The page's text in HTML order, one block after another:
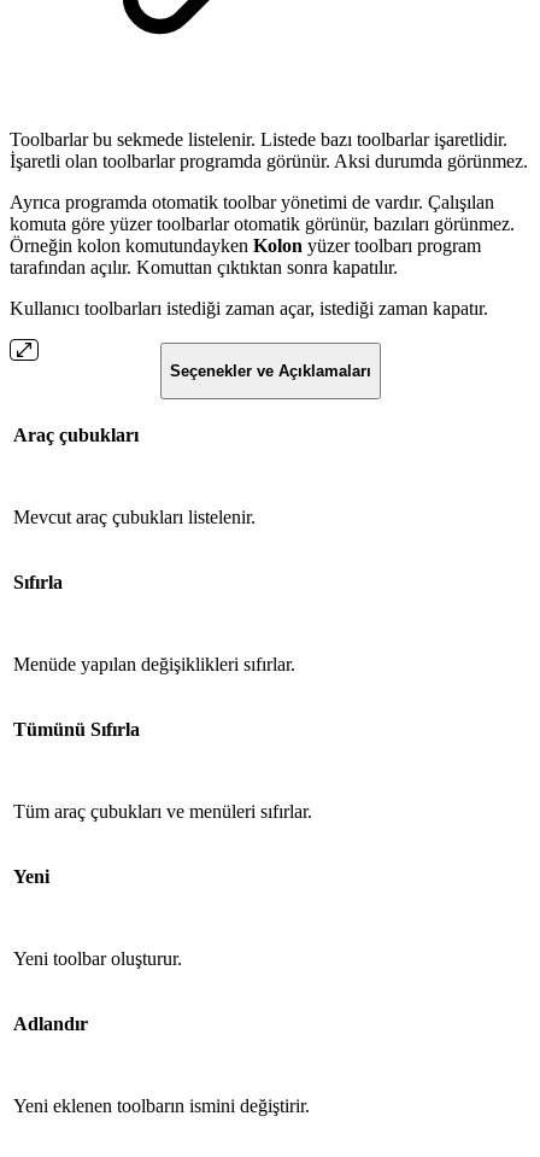
Toolbarlar bu sekmede listelenir. Listede bazı toolbarlar işaretlidir.
İşaretli olan toolbarlar programda görünür. Aksi durumda görünmez.
Ayrıca programda otomatik toolbar yönetimi de vardır. Çalışılan
komuta göre yüzer toolbarlar otomatik görünür, bazıları görünmez.
Örneğin kolon komutundayken Kolon yüzer toolbarı program
tarafından açılır. Komuttan çıktıktan sonra kapatılır.
Kullanıcı toolbarları istediği zaman açar, istediği zaman kapatır.
Seçenekler ve Açıklamaları
Araç çubukları
Mevcut araç çubukları listelenir.
Sıfırla
Menüde yapılan değişiklikleri sıfırlar.
Tümünü Sıfırla
Tüm araç çubukları ve menüleri sıfırlar.
Yeni
Yeni toolbar oluşturur.
Adlandır
Yeni eklenen toolbarın ismini değiştirir.